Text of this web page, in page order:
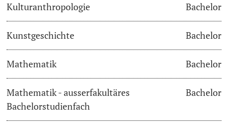
Beratungswegweiser
Lernen & Lehren
KI in Studium und Lehre
Digitales Lernen
Kulturanthropologie Bachelor
Kunstgeschichte Bachelor
Mathematik Bachelor
Mathematik - ausserfakultäres
Bachelorstudienfach
Bachelor